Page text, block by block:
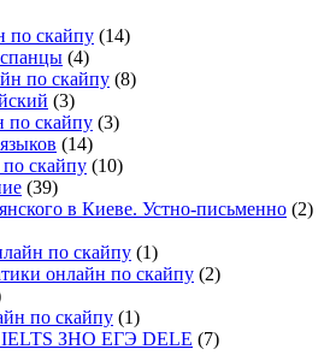
по скайпу (14)
(4)
по скайпу (8)
(3)
по скайпу (3)
(14)
скайпу (10)
(39)
в Киеве. Устно-письменно (2)
по скайпу (1)
онлайн по скайпу (2)
по скайпу (1)
IELTS ЗНО ЕГЭ DELE (7)